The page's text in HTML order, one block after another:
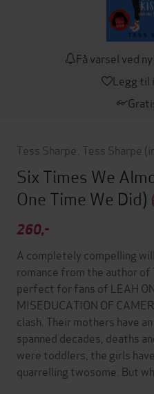
Få varsel ved
Legg til
Tess Sharpe Tess Sharpe
Six Times We
One Time We Did)
260,-
A completely compelling
romance from the author of
perfect for fans of LEAH
MISEDUCATION OF
clash. Their mothers have
spanned decades, deaths
were toddlers, the girls
quarrelling twosome. But